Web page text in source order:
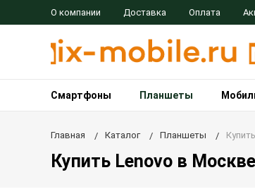
О компании Доставка Оплата
Смартфоны Планшеты
Главная Каталог Планшеты
Купить Lenovo в